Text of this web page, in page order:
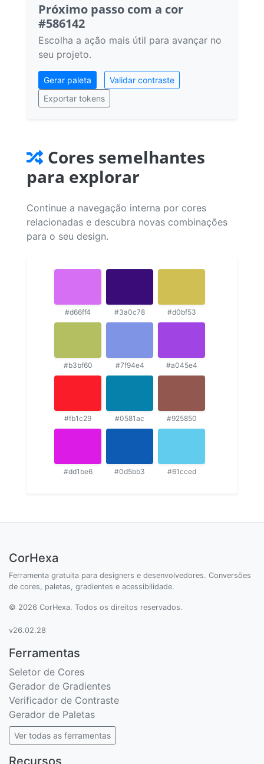
Próximo passo com a cor
#586142
Escolha a ação mais útil para avançar no
seu projeto.
Gerar paleta
Validar contraste
Exportar tokens
Cores semelhantes
para explorar
Continue a navegação interna por cores
relacionadas e descubra novas combinações
para o seu design.
#d66ff4 #3a0c78 #d0bf53
#b3bf60 #7f94e4 #a045e4
#fb1c29 #0581ac #925850
#dd1be6 #0d5bb3 #61cced
CorHexa
Ferramenta gratuita para designers e desenvolvedores. Conversões
de cores, paletas, gradientes e acessibilidade.
© 2026 CorHexa. Todos os direitos reservados.
v26.02.28
Ferramentas
Seletor de Cores
Gerador de Gradientes
Verificador de Contraste
Gerador de Paletas
Ver todas as ferramentas
Recursos